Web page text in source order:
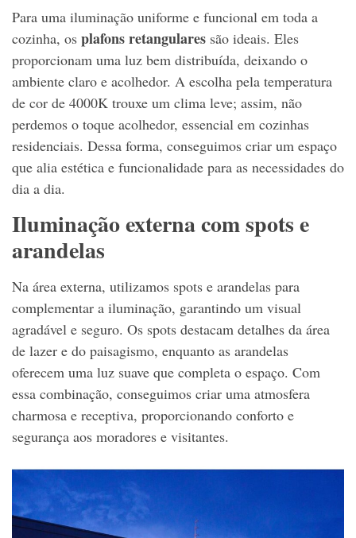
Para uma iluminação uniforme e funcional em toda a
cozinha, os plafons retangulares são ideais. Eles
proporcionam uma luz bem distribuída, deixando o
ambiente claro e acolhedor. A escolha pela temperatura
de cor de 4000K trouxe um clima leve; assim, não
perdemos o toque acolhedor, essencial em cozinhas
residenciais. Dessa forma, conseguimos criar um espaço
que alia estética e funcionalidade para as necessidades do
dia a dia.
Iluminação externa com spots e
arandelas
Na área externa, utilizamos spots e arandelas para
complementar a iluminação, garantindo um visual
agradável e seguro. Os spots destacam detalhes da área
de lazer e do paisagismo, enquanto as arandelas
oferecem uma luz suave que completa o espaço. Com
essa combinação, conseguimos criar uma atmosfera
charmosa e receptiva, proporcionando conforto e
segurança aos moradores e visitantes.